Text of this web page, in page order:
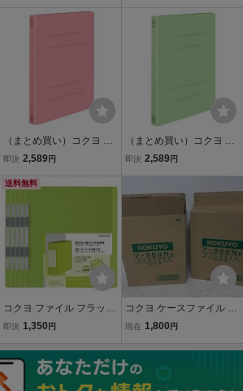
W-GN 〔10冊セット〕
（まとめ買い）コクヨ フ
ラットファイル PP加工紙
250枚収容 ピンク フ-VS
即決 2,589円
（まとめ買い）コクヨ フ
ラットファイル PP加工紙
〔×10〕
即決 2,589円
送料無料
コクヨ ファイル フラット
ファイル PP製 グラッセ
リーン フ-GLBP10-5LG
即決 1,350 円
コクヨ ケースファイル A4
青 フ-900NB 紙 10冊×
20260519№775
現在 1,800 円